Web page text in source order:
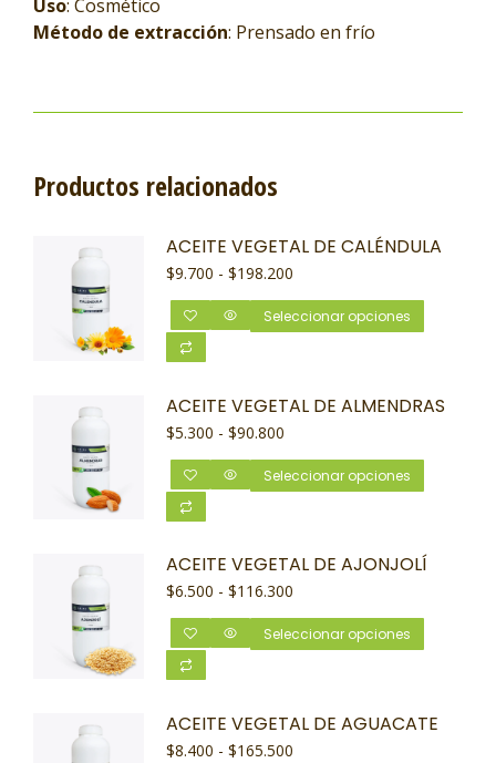
Uso: Cosmético
Método de extracción: Prensado en frío
Productos relacionados
ACEITE VEGETAL DE CALÉNDULA
$9.700 - $198.200
Seleccionar opciones
ACEITE VEGETAL DE ALMENDRAS
$5.300 - $90.800
Seleccionar opciones
ACEITE VEGETAL DE AJONJOLÍ
$6.500 - $116.300
Seleccionar opciones
ACEITE VEGETAL DE AGUACATE
$8.400 - $165.500